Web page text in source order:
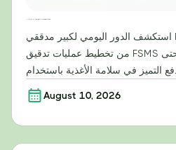
استكشف الدور اليومي لكبير مدققي PECB ISO 22000، بدءًا
من تخطيط عمليات تدقيق FSMS من قبل جهات خارجية وحتى
August 10, 2026